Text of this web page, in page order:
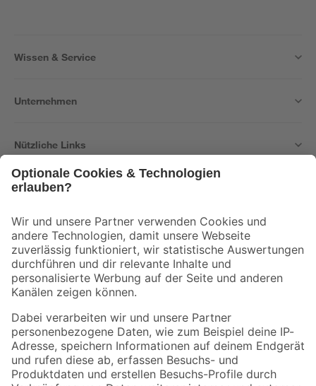
Wissen & Service
Unternehmen
Nützliche Links
Der toom Newsletter: Keine Angebote und Aktionen mehr verpassen!
Zur Newsletter Anmeldung
Folge uns
Zahlungsarten Versandarten